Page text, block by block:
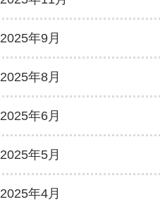
2025年9月
2025年8月
2025年6月
2025年5月
2025年4月